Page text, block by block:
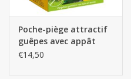
Poche-piège attractif
guêpes avec appât
Wasp Attract - Bsi
€14,50